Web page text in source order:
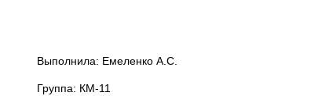
Выполнила: Емеленко А.С.
Группа: КМ-11